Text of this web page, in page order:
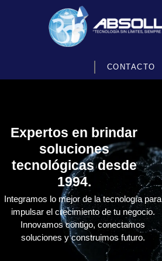
CONTACTO
Expertos en brindar
soluciones
tecnológicas desde
1994.
Integramos lo mejor de la tecnología para
impulsar el crecimiento de tu negocio.
Innovamos contigo, conectamos
soluciones y construimos futuro.